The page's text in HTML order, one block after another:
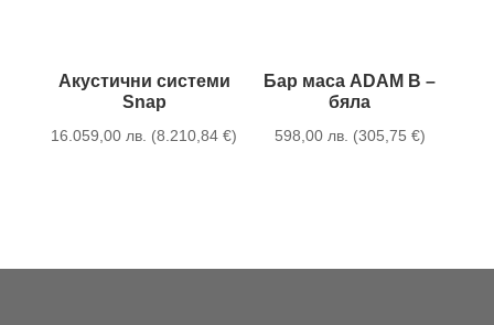
Акустични системи
Snap
16.059,00лв. (8.210,84€)
Бар маса ADAM B –
бяла
598,00 лв. (305,75 €)